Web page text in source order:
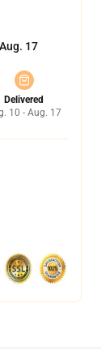
17
Delivered
10 - Aug. 17